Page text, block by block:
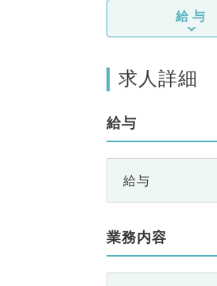
給与
求人詳細
給与
給与
業務内容